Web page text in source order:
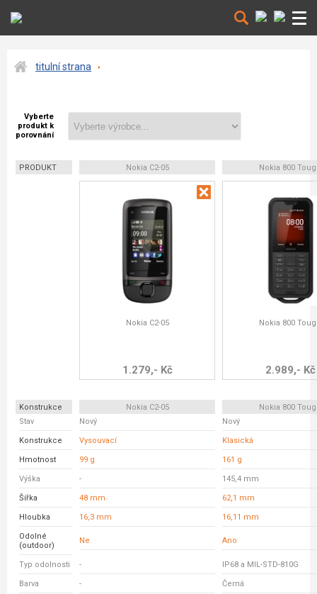
titulní strana
Vyberte
produkt k
porovnání
PRODUKT Nokia C2-05 Nokia 800
Nokia C2-05
1.279,- Kč
Nokia 800
2.989,- Kč
Konstrukce Nokia C2-05
Nokia 800
Stav
Nový Nový
Konstrukce Vysouvací Klasická
Hmotnost 99 g 161 g
Výška - 145,4 mm
Šířka 48 mm 62,1 mm
Hloubka 16,3 mm 16,11 mm
Odolné
(outdoor)
Ne Ano
Typ odolnosti - IP68 a MIL-STD-810G
Barva - Černá